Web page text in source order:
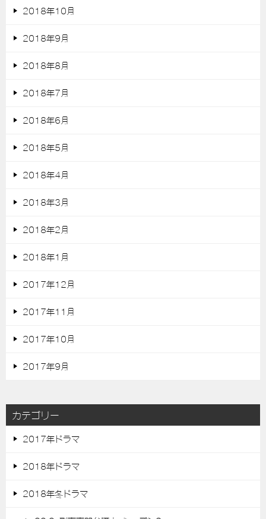
2018年10月
2018年9月
2018年8月
2018年7月
2018年6月
2018年5月
2018年4月
2018年3月
2018年2月
2018年1月
2017年12月
2017年11月
2017年10月
2017年9月
カテゴリー
2017年ドラマ
2018年ドラマ
2018年冬ドラマ